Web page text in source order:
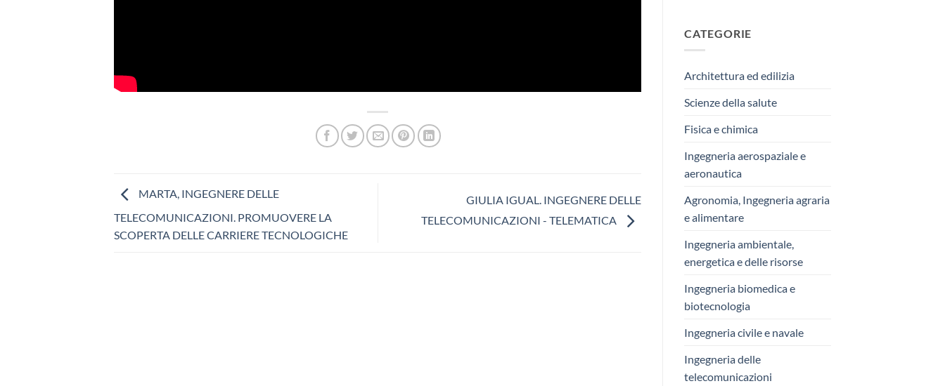
MARTA, INGEGNERE DELLE
TELECOMUNICAZIONI. PROMUOVERE LA
SCOPERTA DELLE CARRIERE TECNOLOGICHE
GIULIA IGUAL. INGEGNERE DELLE
TELECOMUNICAZIONI - TELEMATICA
CATEGORIE
Architettura ed edilizia
Scienze della salute
Fisica e chimica
Ingegneria aerospaziale e
aeronautica
Agronomia, Ingegneria agraria
e alimentare
Ingegneria ambientale,
energetica e delle risorse
Ingegneria biomedica e
biotecnologia
Ingegneria civile e navale
Ingegneria delle
telecomunicazioni